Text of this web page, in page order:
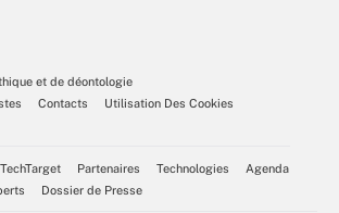
et de déontologie
Contacts
Utilisation Des Cookies
Partenaires Technologies
Agenda
Dossier de Presse